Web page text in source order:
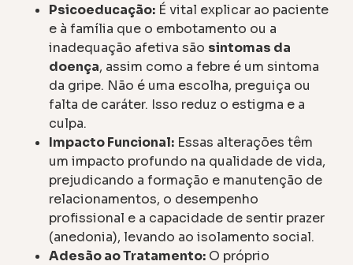
Psicoeducação: É vital explicar ao paciente
e à família que o embotamento ou a
inadequação afetiva são sintomas da
doença, assim como a febre é um sintoma
da gripe. Não é uma escolha, preguiça ou
falta de caráter. Isso reduz o estigma e a
culpa.
Impacto Funcional: Essas alterações têm
um impacto profundo na qualidade de vida,
prejudicando a formação e manutenção de
relacionamentos, o desempenho
profissional e a capacidade de sentir prazer
(anedonia), levando ao isolamento social.
Adesão ao Tratamento: O próprio